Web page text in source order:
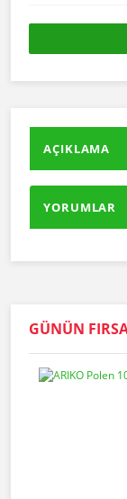
GÜNÜN
AÇIKLAMA
YORUMLAR